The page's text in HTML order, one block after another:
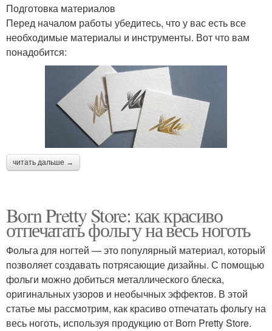
Подготовка материалов
Перед началом работы убедитесь, что у вас есть все
необходимые материалы и инструменты. Вот что вам
понадобится:
читать дальше →
Born Pretty Store: как красиво
отпечатать фольгу на весь ноготь
Фольга для ногтей — это популярный материал, который
позволяет создавать потрясающие дизайны. С помощью
фольги можно добиться металлического блеска,
оригинальных узоров и необычных эффектов. В этой
статье мы рассмотрим, как красиво отпечатать фольгу на
весь ноготь, используя продукцию от Born Pretty Store.